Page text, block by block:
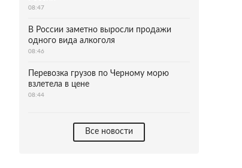
08:47
В России заметно выросли продажи
одного вида алкоголя
08:46
Перевозка грузов по Черному морю
взлетела в цене
08:44
Все новости